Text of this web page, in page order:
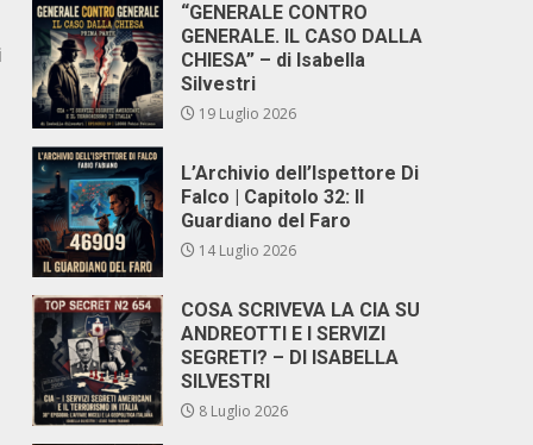
“GENERALE CONTRO
GENERALE. IL CASO DALLA
CHIESA” – di Isabella
Silvestri
19 Luglio 2026
L’Archivio dell’Ispettore Di
Falco | Capitolo 32: Il
Guardiano del Faro
14 Luglio 2026
COSA SCRIVEVA LA CIA SU
ANDREOTTI E I SERVIZI
SEGRETI? – DI ISABELLA
SILVESTRI
8 Luglio 2026